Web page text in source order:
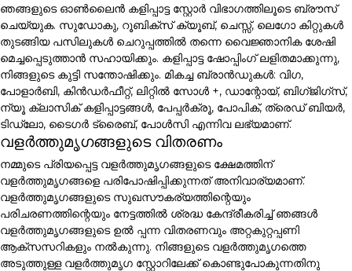
ഞങ്ങളുടെ ഓൺലൈൻ കളിപ്പാട്ട സ്റ്റോർ വിഭാഗത്തിലൂടെ ബ്രൗസ്
ചെയ്യുക. സുഡോകു, റൂബിക്സ് ക്യൂബ്, ചെസ്സ്, ലെഗോ കിറ്റുകൾ
തുടങ്ങിയ പസിലുകൾ ചെറുപ്പത്തിൽ തന്നെ വൈജ്ഞാനിക ശേഷി
മെച്ചപ്പെടുത്താൻ സഹായിക്കും. കളിപ്പാട്ട ഷോപ്പിംഗ് ലളിതമാക്കുന്നു,
നിങ്ങളുടെ കുട്ടി സന്തോഷിക്കും. മികച്ച ബ്രാൻഡുകൾ: വിഗ,
പോളാർബി, കിൻഡർഫീറ്റ്, ലിറ്റിൽ സോൾ +, ഡാന്റോയ്, ബിഗ്ജിഗ്സ്,
ന്യൂ ക്ലാസിക് കളിപ്പാട്ടങ്ങൾ, പേപ്പർക്രൂ, പോപിക്, ത്രെഡ് ബിയർ,
ടിഡ്ലോ, ടൈഗർ ട്രൈബ്, പോൾസി എന്നിവ ലഭ്യമാണ്.
വളർത്തുമൃഗങ്ങളുടെ വിതരണം
നമ്മുടെ പ്രിയപ്പെട്ട വളർത്തുമൃഗങ്ങളുടെ ക്ഷേമത്തിന്
വളർത്തുമൃഗങ്ങളെ പരിപോഷിപ്പിക്കുന്നത് അനിവാര്യമാണ്.
വളർത്തുമൃഗങ്ങളുടെ സുഖസൗകര്യത്തിന്റെയും
പരിചരണത്തിന്റെയും നേട്ടത്തിൽ ശ്രദ്ധ കേന്ദ്രീകരിച്ച് ഞങ്ങൾ
വളർത്തുമൃഗങ്ങളുടെ ഉൽ പ്പന്ന വിതരണവും അറ്റകുറ്റപ്പണി
ആക്സസറികളും നൽകുന്നു. നിങ്ങളുടെ വളർത്തുമൃഗത്തെ
അടുത്തുള്ള വളർത്തുമൃഗ സ്റ്റോറിലേക്ക് കൊണ്ടുപോകുന്നതിനു